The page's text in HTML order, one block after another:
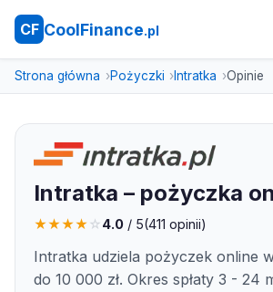
CF CoolFinance.pl
Strona główna Pożyczki Intratka Opinie
Intratka – pożyczka
★★★★☆4.0 / 5(411 opinii)
Intratka udziela pożyczek online
do 10 000 zł. Okres spłaty 3 - 24